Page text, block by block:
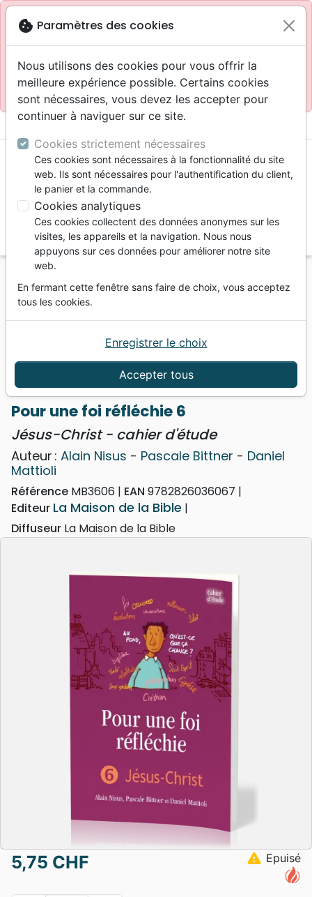
blockSite réservé aux professionnels
Accès pour les professionnels : Se connecter
Site pour le grand public : La Maison de la Bible
menu
Vous ne pouvez pas créer de nouvelle commande
depuis votre pays (United States).
Doctrine
Pour une foi réfléchie 6 - Jésus-Christ - cahier
Pour une foi réfléchie 6
Jésus-Christ - cahier d'étude
Auteur : Alain Nisus - Pascale Bittner - Daniel
Mattioli
Référence MB3606 EAN 9782826036067
Editeur La Maison de la Bible
Diffuseur La Maison de la Bible
5,75 CHF warning Epuisé
cookie Paramètres des cookies
Nous utilisons des cookies pour vous offrir la
meilleure expérience possible. Certains cookies
sont nécessaires, vous devez les accepter pour
continuer à naviguer sur ce site.
Cookies strictement nécessaires
Ces cookies sont nécessaires à la fonctionnalité du site
web. Ils sont nécessaires pour l'authentification du client,
le panier et la commande.
Cookies analytiques
Ces cookies collectent des données anonymes sur les
visites, les appareils et la navigation. Nous nous
appuyons sur ces données pour améliorer notre site
web.
En fermant cette fenêtre sans faire de choix, vous acceptez
tous les cookies.
Accepter tous
Enregistrer le choix